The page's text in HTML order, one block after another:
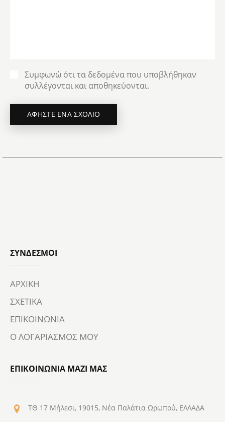
Συμφωνώ ότι τα δεδομένα που υποβλήθηκαν
συλλέγονται και αποθηκεύονται.
ΣΎΝΔΕΣΜΟΙ
ΑΡΧΙΚΗ
ΣΧΕΤΙΚΑ
ΕΠΙΚΟΙΝΩΝΙΑ
Ο ΛΟΓΑΡΙΑΣΜΟΣ ΜΟΥ
ΕΠΙΚΟΙΝΩΝΙΑ ΜΑΖΙ ΜΑΣ
ΤΘ 17 Μήλεσι, 19015, Νέα Παλάτια Ωρωπού, ΕΛΛΑΔΑ